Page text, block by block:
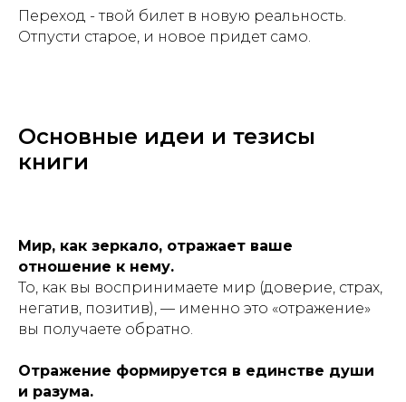
Переход - твой билет в новую реальность.
Отпусти старое, и новое придет само.
Основные идеи и тезисы
книги
Мир, как зеркало, отражает ваше
отношение к нему.
То, как вы воспринимаете мир (доверие, страх,
негатив, позитив), — именно это «отражение»
вы получаете обратно.
Отражение формируется в единстве души
и разума.